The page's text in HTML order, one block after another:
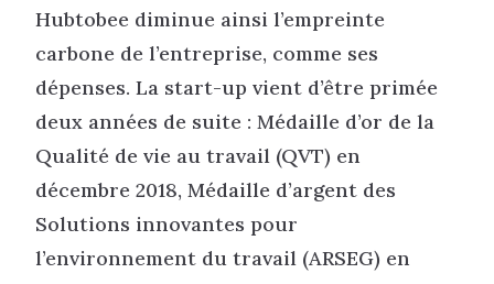
Hubtobee diminue ainsi l’empreinte
carbone de l’entreprise, comme ses
dépenses. La start-up vient d’être primée
deux années de suite : Médaille d’or de la
Qualité de vie au travail (QVT) en
décembre 2018, Médaille d’argent des
Solutions innovantes pour
l’environnement du travail (ARSEG) en